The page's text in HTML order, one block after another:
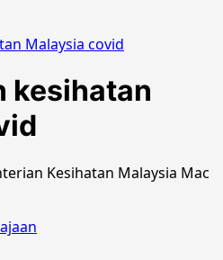
Malaysia covid
kesihatan